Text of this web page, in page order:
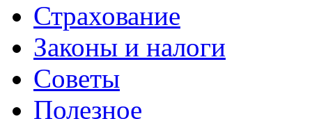
Страхование
Законы и налоги
Советы
Полезное